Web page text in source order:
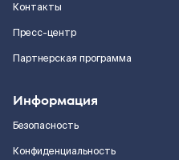
Контакты
Пресс-центр
Партнерская программа
Информация
Безопасность
Конфиденциальность